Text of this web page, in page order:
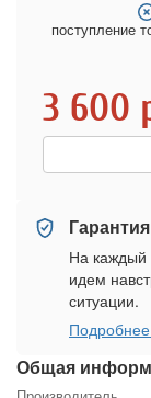
Общая
поступление
3 600
Гарантия
На каждый
идем
ситуации.